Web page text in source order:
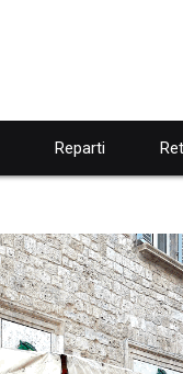
Reparti